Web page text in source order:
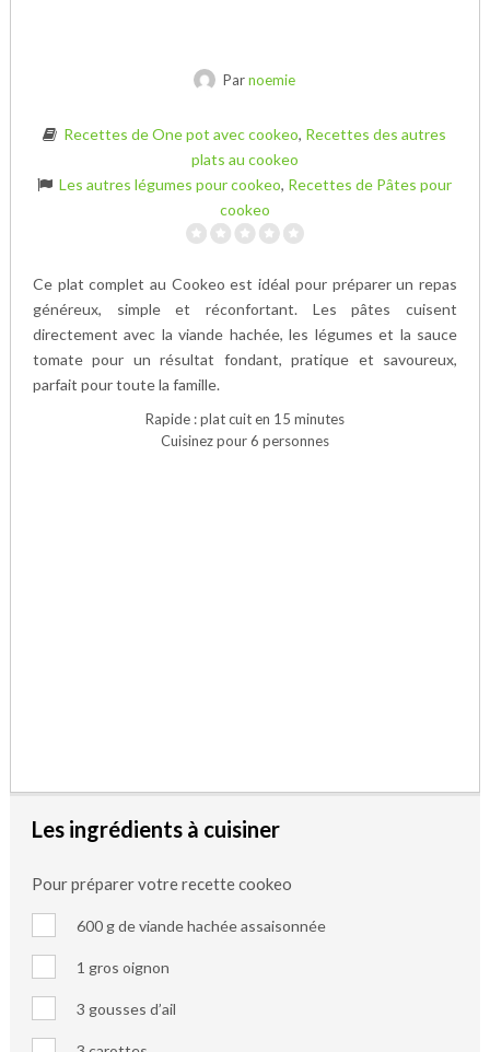
Parnoemie
Recettes de One pot avec cookeo, Recettes des autres
plats au cookeo
Les autres légumes pour cookeo, Recettes de Pâtes pour
cookeo
Ce plat complet au Cookeo est idéal pour préparer un repas
généreux, simple et réconfortant. Les pâtes cuisent
directement avec la viande hachée, les légumes et la sauce
tomate pour un résultat fondant, pratique et savoureux,
parfait pour toute la famille.
Rapide : plat cuit en 15 minutes
Cuisinez pour 6 personnes
Les ingrédients à cuisiner
Pour préparer votre recette cookeo
600 g de viande hachée assaisonnée
1 gros oignon
3 gousses d’ail